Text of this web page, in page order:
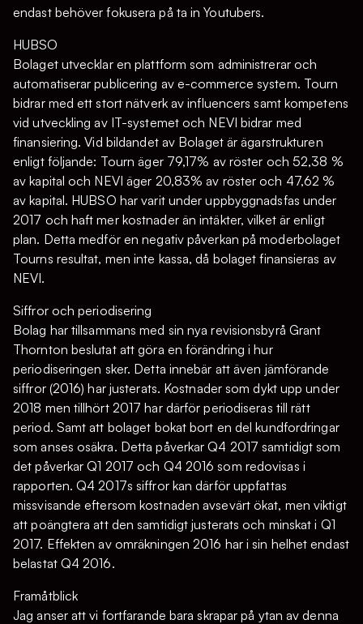
endast behöver fokusera på ta in Youtubers.
HUBSO
Bolaget utvecklar en plattform som administrerar och
automatiserar publicering av e-commerce system. Tourn
bidrar med ett stort nätverk av influencers samt kompetens
vid utveckling av IT-systemet och NEVI bidrar med
finansiering. Vid bildandet av Bolaget är ägarstrukturen
enligt följande: Tourn äger 79,17% av röster och 52,38 %
av kapital och NEVI äger 20,83% av röster och 47,62 %
av kapital. HUBSO har varit under uppbyggnadsfas under
2017 och haft mer kostnader än intäkter, vilket är enligt
plan. Detta medför en negativ påverkan på moderbolaget
Tourns resultat, men inte kassa, då bolaget finansieras av
NEVI.
Siffror och periodisering
Bolag har tillsammans med sin nya revisionsbyrå Grant
Thornton beslutat att göra en förändring i hur
periodiseringen sker. Detta innebär att även jämförande
siffror (2016) har justerats. Kostnader som dykt upp under
2018 men tillhört 2017 har därför periodiseras till rätt
period. Samt att bolaget bokat bort en del kundfordringar
som anses osäkra. Detta påverkar Q4 2017 samtidigt som
det påverkar Q1 2017 och Q4 2016 som redovisas i
rapporten. Q4 2017s siffror kan därför uppfattas
missvisande eftersom kostnaden avsevärt ökat, men viktigt
att poängtera att den samtidigt justerats och minskat i Q1
2017. Effekten av omräkningen 2016 har i sin helhet endast
belastat Q4 2016.
Framåtblick
Jag anser att vi fortfarande bara skrapar på ytan av denna